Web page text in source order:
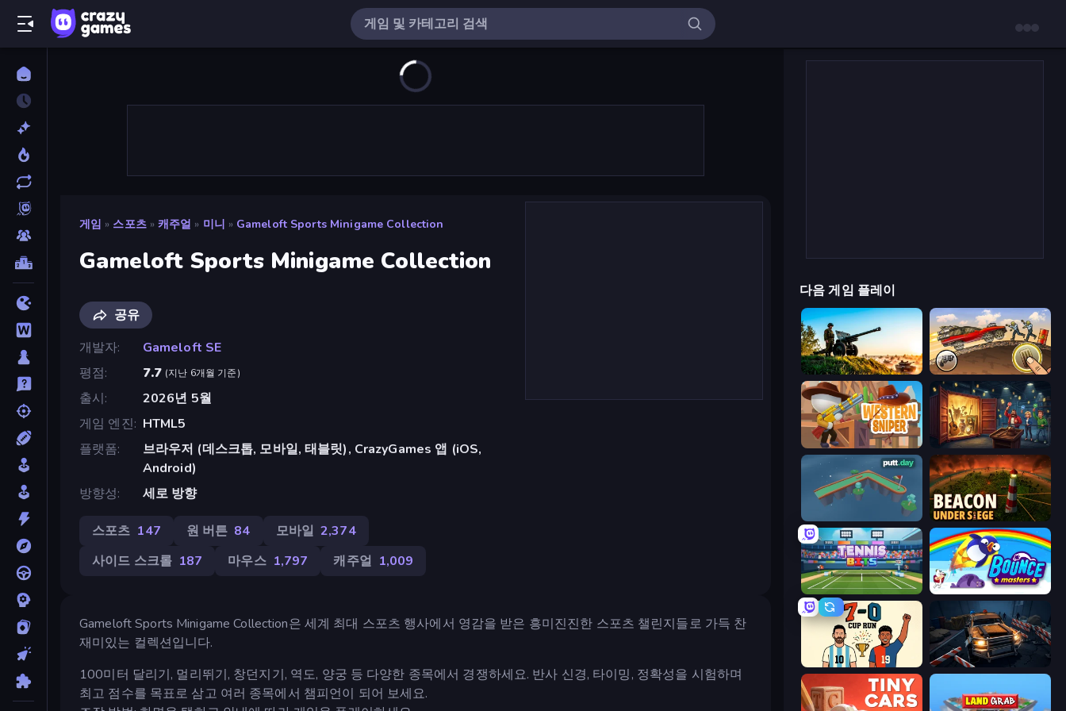
게임 » 스포츠 » 캐주얼 » 미니 » Gameloft Sports Minigame Collection
Gameloft Sports Minigame Collection
공유
개발자
Gameloft SE
평점
7.7 (지난 6개월 기준)
출시
2026년 5월
게임 엔진
HTML5
플랫폼
브라우저 (데스크톱, 모바일, 태블릿), CrazyGames 앱 (iOS,
Android)
방향성
세로 방향
스포츠 147 원 버튼 84 모바일 2,374
사이드 스크롤 187 마우스 1,797 캐주얼 1,009
Gameloft Sports Minigame Collection은 세계 최대 스포츠 행사에서 영감을 받은 흥미진진한 스포츠 챌린지들로 가득 찬
재미있는 컬렉션입니다.
100미터 달리기, 멀리뛰기, 창던지기, 역도, 양궁 등 다양한 종목에서 경쟁하세요. 반사 신경, 타이밍, 정확성을 시험하며
최고 점수를 목표로 삼고 여러 종목에서 챔피언이 되어 보세요.
다음 게임 플레이
Artillery Vs Tanks Earn to Die: Zombie Ride
Western Sniper Container Auction
Beacon Under Siege
Tennis Bits Bouncemasters
Cars vs Zombies